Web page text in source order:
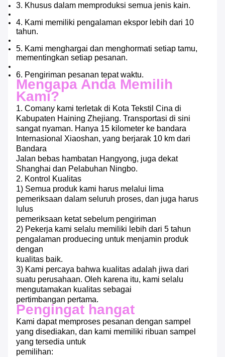
3. Khusus dalam memproduksi semua jenis kain.
4. Kami memiliki pengalaman ekspor lebih dari 10
tahun.
5. Kami menghargai dan menghormati setiap tamu,
mementingkan setiap pesanan.
6. Pengiriman pesanan tepat waktu.
Mengapa Anda Memilih
Kami?
1. Comany kami terletak di Kota Tekstil Cina di
Kabupaten Haining Zhejiang. Transportasi di sini
sangat nyaman. Hanya 15 kilometer ke bandara
Internasional Xiaoshan, yang berjarak 10 km dari
Bandara
Jalan bebas hambatan Hangyong, juga dekat
Shanghai dan Pelabuhan Ningbo.
2. Kontrol Kualitas
1) Semua produk kami harus melalui lima
pemeriksaan dalam seluruh proses, dan juga harus
lulus
pemeriksaan ketat sebelum pengiriman
2) Pekerja kami selalu memiliki lebih dari 5 tahun
pengalaman produecing untuk menjamin produk
dengan
kualitas baik.
3) Kami percaya bahwa kualitas adalah jiwa dari
suatu perusahaan. Oleh karena itu, kami selalu
mengutamakan kualitas sebagai
pertimbangan pertama.
Pengingat hangat
Kami dapat memproses pesanan dengan sampel
yang disediakan, dan kami memiliki ribuan sampel
yang tersedia untuk
pemilihan: